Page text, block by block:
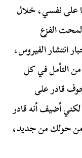
على نفسي، خلال
لمحت الفزع
انتشار الفيروس،
التأمل في كل
قادر على
أضيف أنه قادر
حولك من جديد،